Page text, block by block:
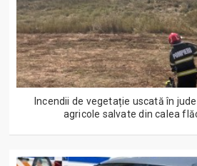
Incendii de vegetație uscată în
agricole salvate din calea